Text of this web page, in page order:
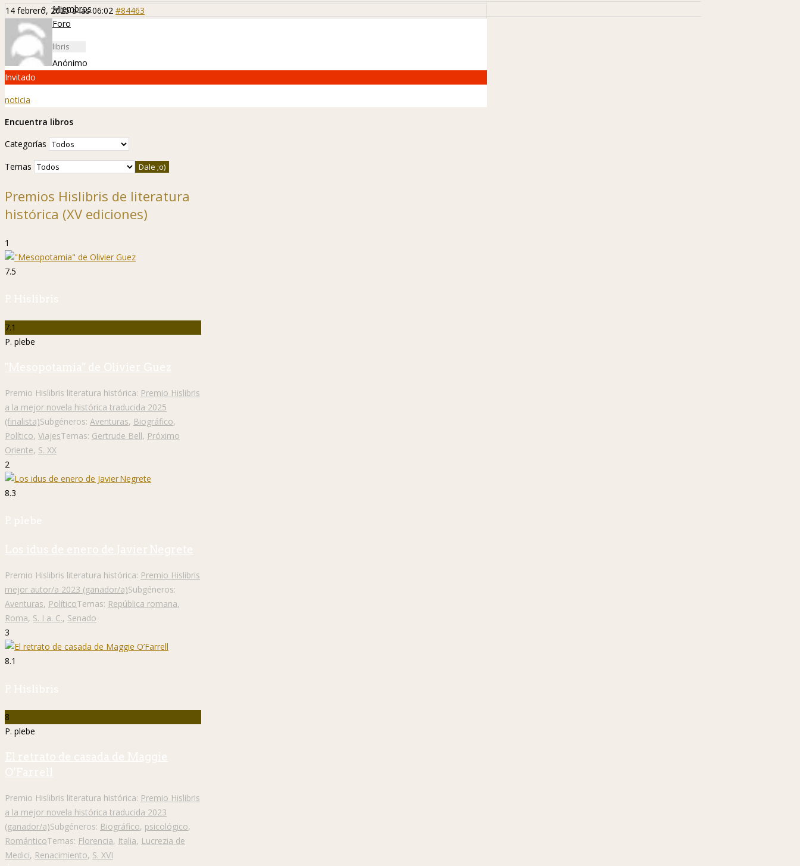
Miembros
Foro
14 febrero, 2025 a las 06:02 #84463
Anónimo
Invitado
noticia
Encuentra libros
Categorías
Temas
Premios Hislibris de literatura
histórica (XV ediciones)
1
7.5
P. Hislibris
7.1
P. plebe
"Mesopotamia" de Olivier Guez
Premio Hislibris literatura histórica: Premio Hislibris
a la mejor novela histórica traducida 2025
(finalista)Subgéneros: Aventuras, Biográfico,
Político, ViajesTemas: Gertrude Bell, Próximo
Oriente, S. XX
2
8.3
P. plebe
Los idus de enero de Javier Negrete
Premio Hislibris literatura histórica: Premio Hislibris
mejor autor/a 2023 (ganador/a)Subgéneros:
Aventuras, PolíticoTemas: República romana,
Roma, S. I a. C., Senado
3
8.1
P. Hislibris
8
P. plebe
El retrato de casada de Maggie
O’Farrell
Premio Hislibris literatura histórica: Premio Hislibris
a la mejor novela histórica traducida 2023
(ganador/a)Subgéneros: Biográfico, psicológico,
RománticoTemas: Florencia, Italia, Lucrezia de
Medici, Renacimiento, S. XVI